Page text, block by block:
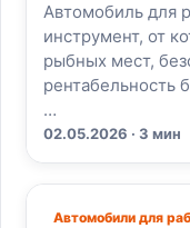
Автомобиль для
инструмент, от
рыбных мест,
рентабельность
…
02.05.2026 · 3 мин
Автомобили для